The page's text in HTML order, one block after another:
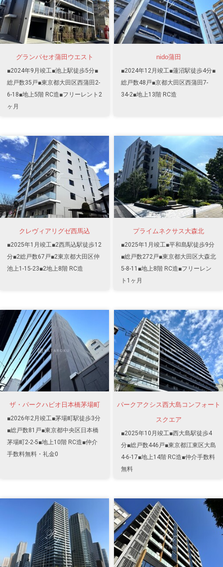
グランパセオ蒲田ウエスト
■2024年9月竣工■池上駅徒歩5分■
総戸数35戸■東京都大田区西蒲田2-
6-18■地上5階 RC造■フリーレント2
ヶ月
nido蒲田
■2024年12月竣工■蓮沼駅徒歩4分■
総戸数48戸■京都大田区西蒲田7-
34-2■地上13階 RC造
クレヴィアリグゼ西馬込
■2025年1月竣工■2西馬込駅徒歩12
分■2総戸数67戸■2東京都大田区仲
池上1-15-23■2地上8階 RC造
プライムネクサス大森北
■2025年1月竣工■平和島駅徒歩9分
■総戸数272戸■東京都大田区大森北
5-8-11■地上8階 RC造■フリーレン
ト1ヶ月
ザ・パークハビオ日本橋茅場町
■2026年2月竣工■茅場町駅徒歩3分
■総戸数81戸■東京都中央区日本橋
茅場町2-2-5■地上10階 RC造■仲介
手数料無料・礼金0
パークアクシス西大島コンフォート
スクエア
■2025年10月竣工■西大島駅徒歩4
分■総戸数446戸■東京都江東区大島
4-6-17■地上14階 RC造■仲介手数料
無料